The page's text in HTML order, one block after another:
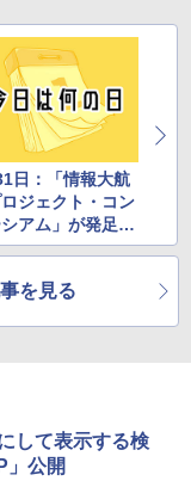
日：「情報大航
ジェクト・コン
アム」が発足し
を見る
して表示する検
」公開